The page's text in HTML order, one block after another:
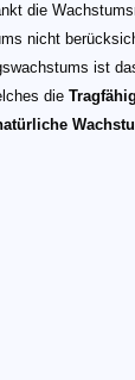
die
nicht
ist
die